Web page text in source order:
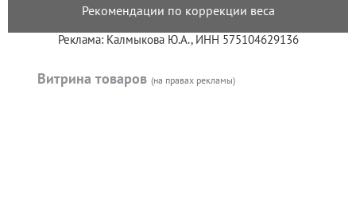
Рекомендации по коррекции веса
Реклама: Калмыкова Ю.А., ИНН 575104629136
Витрина товаров (на правах рекламы)